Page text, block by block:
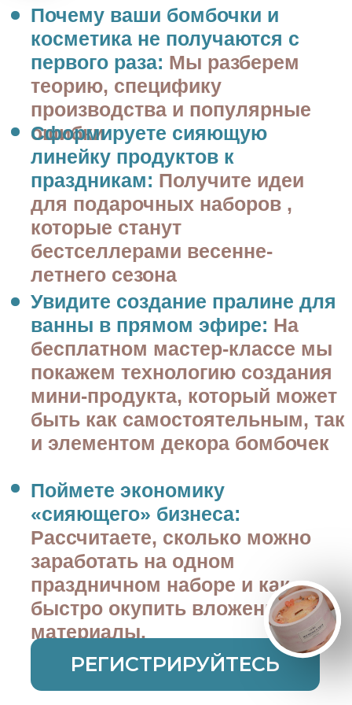
и элементом декора бомбочек
Поймете экономику
«сияющего» бизнеса:
Рассчитаете, сколько можно
заработать на одном
праздничном наборе и как
быстро окупить вложения в
материалы.
РЕГИСТРИРУЙТЕСЬ
полезный подарок:
ХОЧУ НА МАСТЕР-КЛАСС
Ведущая мастер-